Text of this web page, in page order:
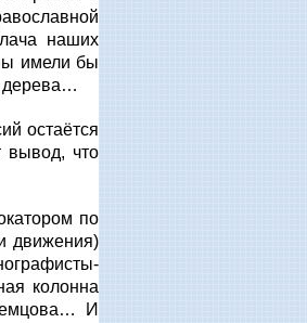
наших
имели бы
дерева…
остаётся
вывод, что
по
движения)
колонна
И